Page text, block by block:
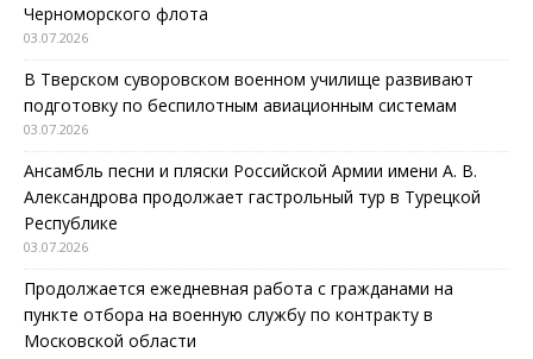
Черноморского флота
03.07.2026
В Тверском суворовском военном училище развивают
подготовку по беспилотным авиационным системам
03.07.2026
Ансамбль песни и пляски Российской Армии имени А. В.
Александрова продолжает гастрольный тур в Турецкой
Республике
03.07.2026
Продолжается ежедневная работа с гражданами на
пункте отбора на военную службу по контракту в
Московской области